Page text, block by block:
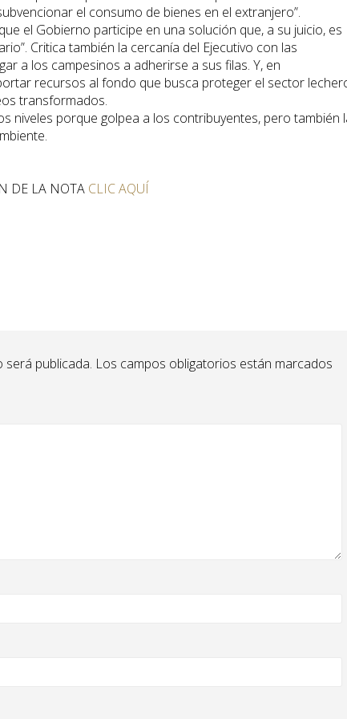
el consumo de bienes en el extranjero”.
el Gobierno participe en una solución que, a su juicio, es
Critica también la cercanía del Ejecutivo con las
a los campesinos a adherirse a sus filas. Y, en
recursos al fondo que busca proteger el sector
transformados.
niveles porque golpea a los contribuyentes, pero también
DE LA NOTA CLIC AQUÍ
publicada. Los campos obligatorios están marcados